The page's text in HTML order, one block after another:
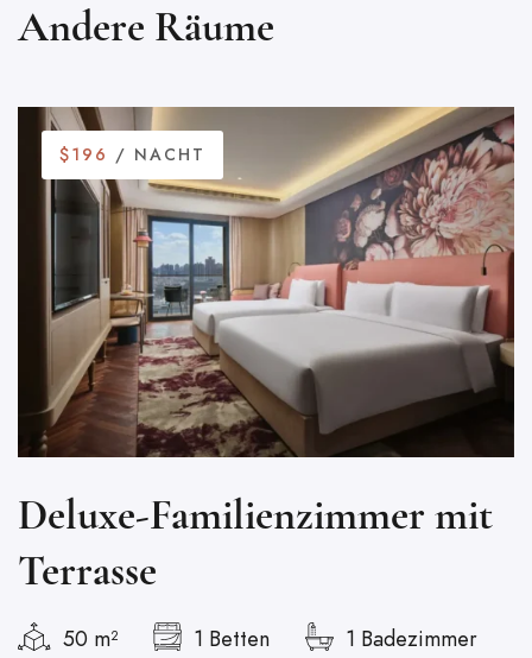
Andere Räume
$196 / NACHT
Deluxe-Familienzimmer mit
Terrasse
50 m² 1 Betten
1 Badezimmer